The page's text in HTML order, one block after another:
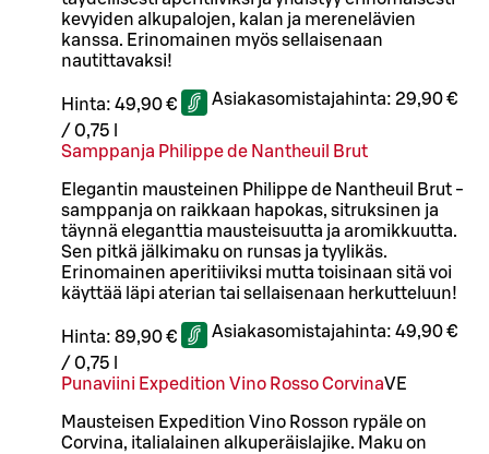
kevyiden alkupalojen, kalan ja merenelävien
kanssa. Erinomainen myös sellaisenaan
nautittavaksi!
Hinta: 49,90 € Asiakasomistajahinta: 29,90 €
/ 0,75 l
Samppanja Philippe de Nantheuil Brut
Elegantin mausteinen Philippe de Nantheuil Brut -
samppanja on raikkaan hapokas, sitruksinen ja
täynnä eleganttia mausteisuutta ja aromikkuutta.
Sen pitkä jälkimaku on runsas ja tyylikäs.
Erinomainen aperitiiviksi mutta toisinaan sitä voi
käyttää läpi aterian tai sellaisenaan herkutteluun!
Hinta: 89,90 € Asiakasomistajahinta: 49,90 €
/ 0,75 l
Punaviini Expedition Vino Rosso CorvinaVE
Mausteisen Expedition Vino Rosson rypäle on
Corvina, italialainen alkuperäislajike. Maku on